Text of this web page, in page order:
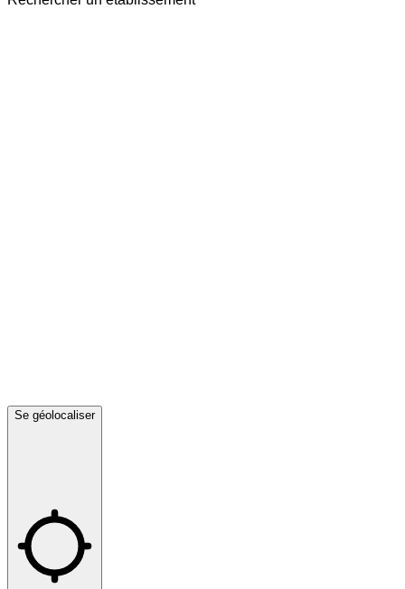
Se géolocaliser